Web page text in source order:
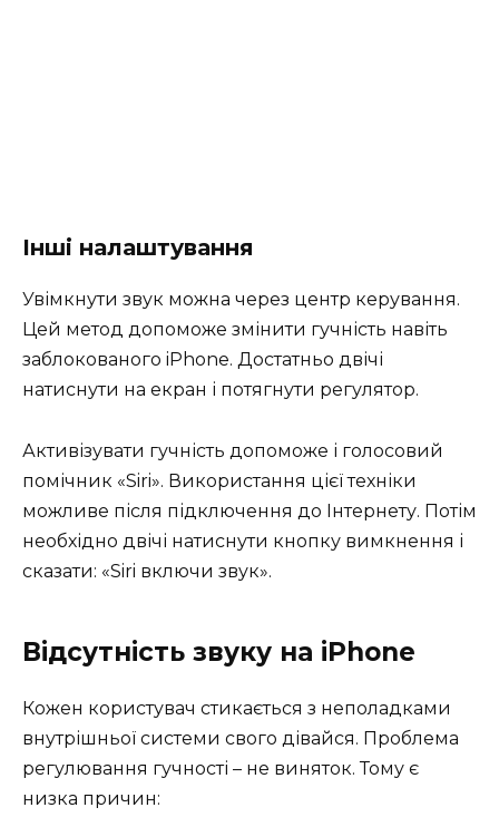
Інші налаштування
Увімкнути звук можна через центр керування.
Цей метод допоможе змінити гучність навіть
заблокованого iPhone. Достатньо двічі
натиснути на екран і потягнути регулятор.
Активізувати гучність допоможе і голосовий
помічник «Siri». Використання цієї техніки
можливе після підключення до Інтернету. Потім
необхідно двічі натиснути кнопку вимкнення і
сказати: «Siri включи звук».
Відсутність звуку на iPhone
Кожен користувач стикається з неполадками
внутрішньої системи свого дівайся. Проблема
регулювання гучності – не виняток. Тому є
низка причин: